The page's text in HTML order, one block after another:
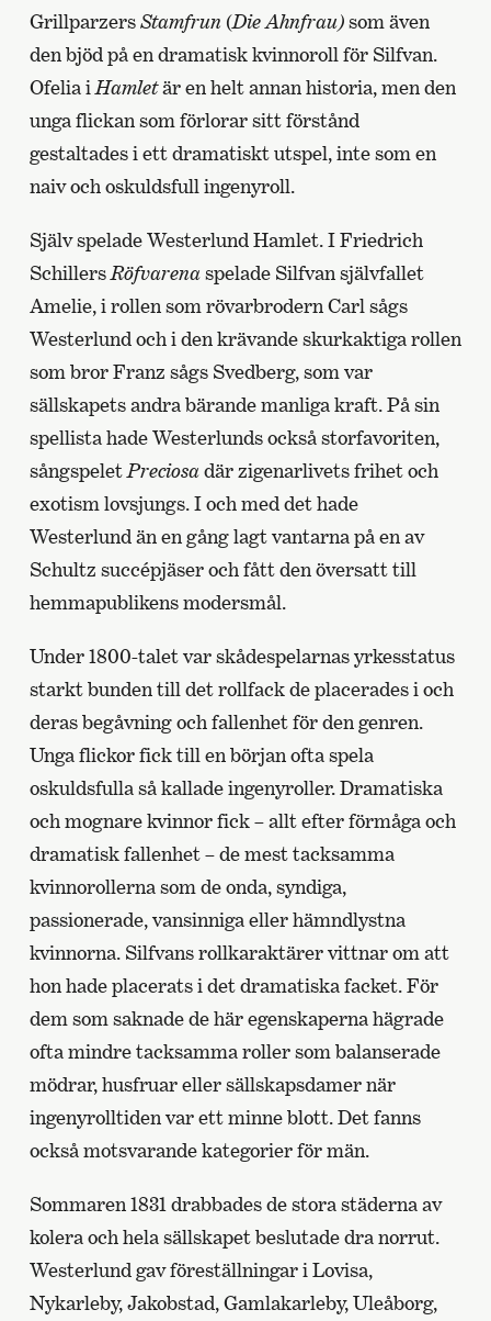
GrillparzersStamfrun(Die Ahnfrau)som även
den bjöd på en dramatisk kvinnoroll för Silfvan.
Ofelia i Hamletär en helt annan historia, men den
unga flickan som förlorar sitt förstånd
gestaltades i ett dramatiskt utspel, inte som en
naiv och oskuldsfull ingenyroll.
Själv spelade Westerlund Hamlet. I Friedrich
Schillers Röfvarenaspelade Silfvan självfallet
Amelie, i rollen som rövarbrodern Carl sågs
Westerlund och i den krävande skurkaktiga rollen
som bror Franz sågs Svedberg, som var
sällskapets andra bärande manliga kraft. På sin
spellista hade Westerlunds också storfavoriten,
sångspelet Preciosadär zigenarlivets frihet och
exotism lovsjungs. I och med det hade
Westerlund än en gång lagt vantarna på en av
Schultz succépjäser och fått den översatt till
hemmapublikens modersmål.
Under 1800-talet var skådespelarnas yrkesstatus
starkt bunden till det rollfack de placerades i och
deras begåvning och fallenhet för den genren.
Unga flickor fick till en början ofta spela
oskuldsfulla så kallade ingenyroller. Dramatiska
och mognare kvinnor fick – allt efter förmåga och
dramatisk fallenhet – de mest tacksamma
kvinnorollerna som de onda, syndiga,
passionerade, vansinniga eller hämndlystna
kvinnorna. Silfvans rollkaraktärer vittnar om att
hon hade placerats i det dramatiska facket. För
dem som saknade de här egenskaperna hägrade
ofta mindre tacksamma roller som balanserade
mödrar, husfruar eller sällskapsdamer när
ingenyrolltiden var ett minne blott. Det fanns
också motsvarande kategorier för män.
Sommaren 1831 drabbades de stora städerna av
kolera och hela sällskapet beslutade dra norrut.
Westerlund gav föreställningar i Lovisa,
Nykarleby, Jakobstad, Gamlakarleby, Uleåborg,